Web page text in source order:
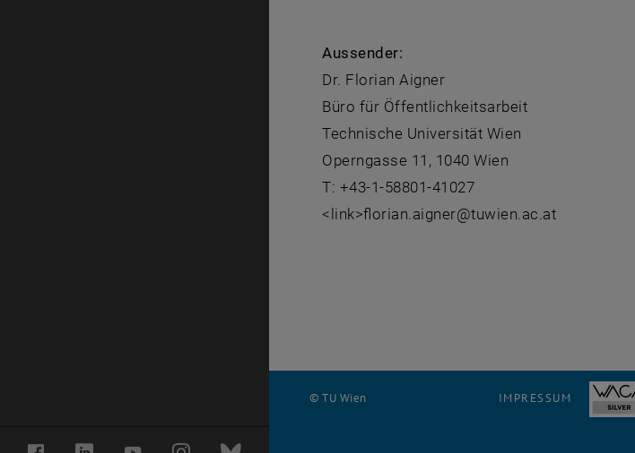
Aussender:
Dr. Florian Aigner
Büro für Öffentlichkeitsarbeit
Technische Universität Wien
Operngasse 11, 1040 Wien
T: +43-1-58801-41027
<link>florian.aigner@tuwien.ac.at
© TU Wien IMPRESSUM